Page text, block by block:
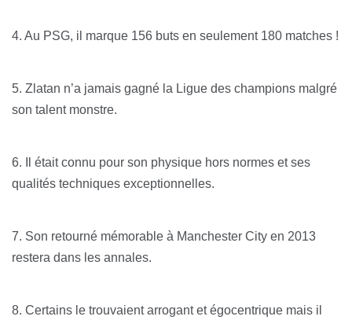
4. Au PSG, il marque 156 buts en seulement 180 matches !
5. Zlatan n’a jamais gagné la Ligue des champions malgré
son talent monstre.
6. Il était connu pour son physique hors normes et ses
qualités techniques exceptionnelles.
7. Son retourné mémorable à Manchester City en 2013
restera dans les annales.
8. Certains le trouvaient arrogant et égocentrique mais il